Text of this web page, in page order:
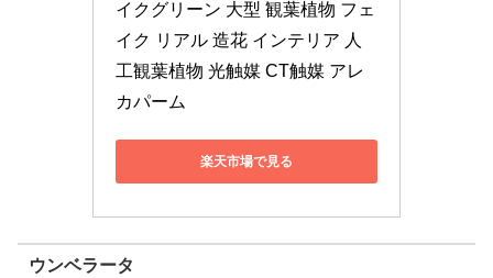
イクグリーン 大型 観葉植物 フェ
イク リアル 造花 インテリア 人
工観葉植物 光触媒 CT触媒 アレ
カパーム
楽天市場で見る
ウンベラータ